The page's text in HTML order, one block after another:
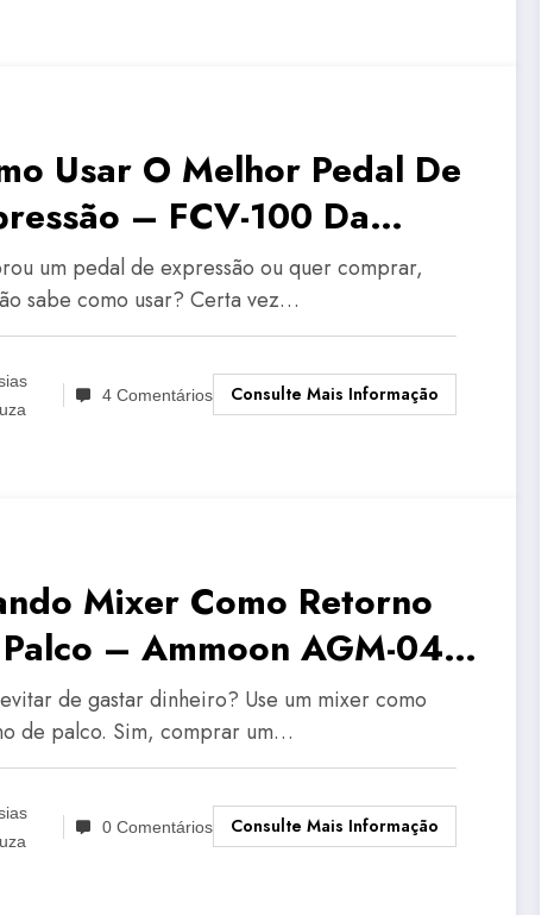
Usar O Melhor Pedal De
– FCV-100 Da
| Tudo Sobre
Musical
um pedal de expressão ou quer comprar,
sabe como usar? Certa vez…
4 Comentários Consulte Mais Informação
Mixer Como Retorno
– Ammoon AGM-04 |
Sobre Teclado Musical
de gastar dinheiro? Use um mixer como
de palco. Sim, comprar um…
0 Comentários Consulte Mais Informação